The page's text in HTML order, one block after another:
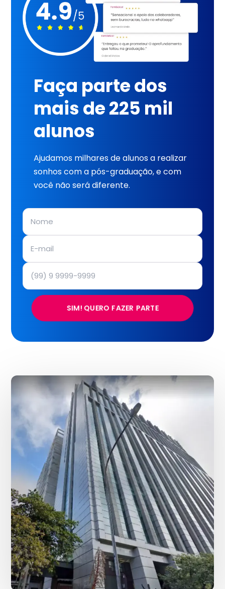
Faça parte dos
mais de 225 mil
alunos
Ajudamos milhares de alunos a realizar
sonhos com a pós-graduação, e com
você não será diferente.
SIM! QUERO FAZER PARTE